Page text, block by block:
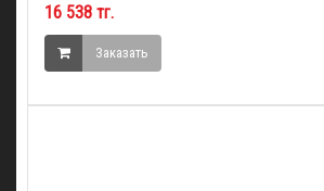
16 538 тг.
Заказать